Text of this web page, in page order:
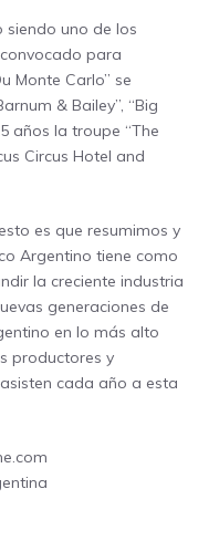
siendo uno de los
para
Monte Carlo” se
& Bailey”, “Big
años la troupe “The
Circus Hotel and
es que resumimos y
Argentino tiene como
la creciente industria
generaciones de
en lo más alto
productores y
cada año a esta